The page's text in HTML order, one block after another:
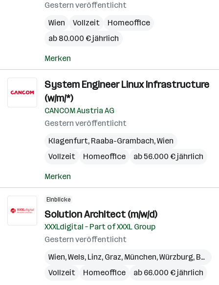
Gestern veröffentlicht
Wien
Vollzeit
Homeoffice
ab 80.000 € jährlich
Merken
System Engineer Linux Infrastructure
(w/m/*)
CANCOM Austria AG
Gestern veröffentlicht
Klagenfurt, Raaba-Grambach,Wien
Vollzeit
Homeoffice ab 56.000 € jährlich
Merken
Einblicke
Solution Architect (m/w/d)
XXXLdigital – Part of XXXL Group
Gestern veröffentlicht
Wien,Wels, Linz, Graz, München,Würzburg, Berlin
Vollzeit
Homeoffice ab 66.000 € jährlich